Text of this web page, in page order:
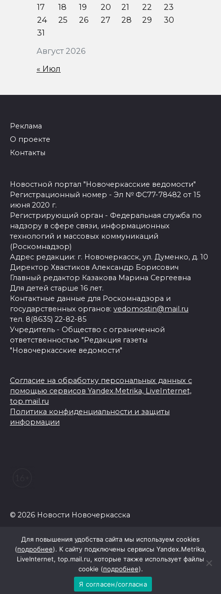
Август 2026
17
18 19 20 21 22
23
24
25 26 27 28 29
30
31
« Июл
Реклама
О проекте
Контакты
Новостной портал "Новочеркасские ведомости"
Регистрационный номер - Эл № ФС77-78482 от 15
июня 2020 г.
Регистрирующий орган - Федеральная служба по
надзору в сфере связи, информационных
технологий и массовых коммуникаций
(Роскомнадзор)
Адрес редакции: г. Новочеркасск, ул. Думенко, д. 10
Директор Хвастиков Александр Борисович
Главный редактор Казакова Марина Сергеевна
Для детей старше 16 лет.
Контактные данные для Роскомнадзора и
государственных органов: vedomostin@mail.ru
тел. 8(8635) 22-82-85
Учредитель - Общество с ограниченной
ответственностью "Редакция газеты
"Новочеркасские ведомости"
Согласие на обработку персональных данных с
помощью сервисов Yandex.Metrika, LiveInternet,
top.mail.ru
Политика конфиденциальности и защиты
информации
© 2026 Новости Новочеркасска
Для повышения удобства сайта мы используем cookies
(подробнее). К сайту подключены сервисы Yandex.Metrika,
LiveInternet, top.mail.ru, которые также использует файлы
cookie (подробнее).
Я согласен/согласна